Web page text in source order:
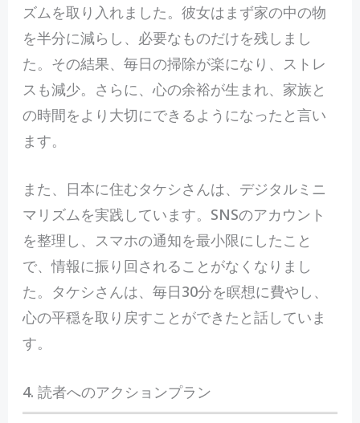
ズムを取り入れました。彼女はまず家の中の物
を半分に減らし、必要なものだけを残しまし
た。その結果、毎日の掃除が楽になり、ストレ
スも減少。さらに、心の余裕が生まれ、家族と
の時間をより大切にできるようになったと言い
ます。
また、日本に住むタケシさんは、デジタルミニ
マリズムを実践しています。SNSのアカウント
を整理し、スマホの通知を最小限にしたこと
で、情報に振り回されることがなくなりまし
た。タケシさんは、毎日30分を瞑想に費やし、
心の平穏を取り戻すことができたと話していま
す。
4. 読者へのアクションプラン